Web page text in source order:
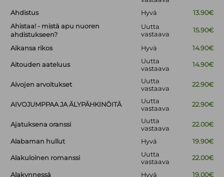
Ahdistus Hyvä
13.90€
Ahistaa! - mistä apu nuoren
ahdistukseen?
Uutta
vastaava
15.90€
Aikansa rikos Hyvä 14.90€
Aitouden aateluus
Uutta
vastaava
14.90€
Aivojen arvoitukset
Uutta
vastaava
22.90€
AIVOJUMPPAA JA ÄLYPÄHKINÖITÄ
Uutta
vastaava
22.90€
Ajatuksena oranssi
Uutta
vastaava
22.00€
Alabaman hullut Hyvä 19.90€
Alakuloinen romanssi
Uutta
vastaava
22.00€
Alakynnessä Hyvä
19.00€